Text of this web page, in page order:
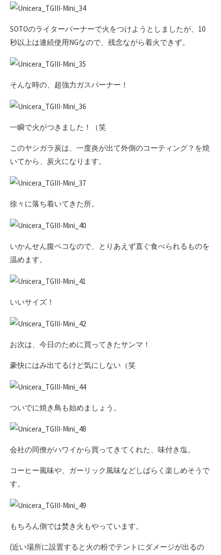
SOTOのライターバーナーで火をつけようとしましたが、10
秒以上は連続使用NGなので、残念ながら着火できず。
そんな時の、超強力ガスバーナー！
一瞬で火がつきました！（笑
このヤシガラ炭は、一度炎が出て外側のコーティング？を焼
いてから、炭火になります。
徐々に落ち着いてきた所。
いかんせん腹ペコなので、とりあえず直ぐ食べられるものを
温めます。
いいサイズ！
お次は、今日のために買ってきたサンマ！
豪快にはみ出てるけど気にしない（笑
ついでに焼き鳥も始めましょう。
会社の同僚がハワイから買ってきてくれた、味付き塩。
コーヒー風味や、ガーリック風味などしばらく楽しめそうで
す。
もちろん側では焚き火もやっています。
(近い場所に設置すると火の粉でテントにダメージが出るの